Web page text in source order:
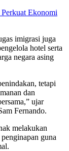
Ekonomi
imigrasi juga
hotel serta
negara asing
tetapi
dan
ujar
Fernando.
melakukan
guna